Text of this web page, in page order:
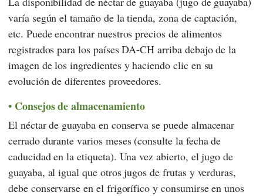
varía según el tamaño de la tienda, zona de captación,
etc. Puede encontrar nuestros precios de alimentos
registrados para los países DA-CH arriba debajo de la
imagen de los ingredientes y haciendo clic en su
evolución de diferentes proveedores.
Consejos de almacenamiento
El néctar de guayaba en conserva se puede almacenar
cerrado durante varios meses (consulte la fecha de
caducidad en la etiqueta). Una vez abierto, el jugo de
guayaba, al igual que otros jugos de frutas y verduras,
debe conservarse en el frigorífico y consumirse en unos